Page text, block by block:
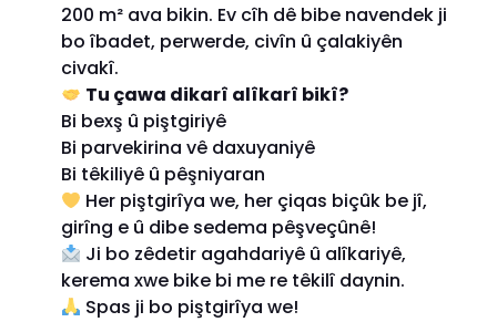
200 m² ava bikin. Ev cîh dê bibe navendek ji
bo îbadet, perwerde, civîn û çalakiyên
civakî.
Tu çawa dikarî alîkarî bikî?
Bi bexş û piştgiriyê
Bi parvekirina vê daxuyaniyê
Bi têkiliyê û pêşniyaran
Her piştgirîya we, her çiqas biçûk be jî,
girîng e û dibe sedema pêşveçûnê!
Ji bo zêdetir agahdariyê û alîkariyê,
kerema xwe bike bi me re têkilî daynin.
Spas ji bo piştgirîya we!